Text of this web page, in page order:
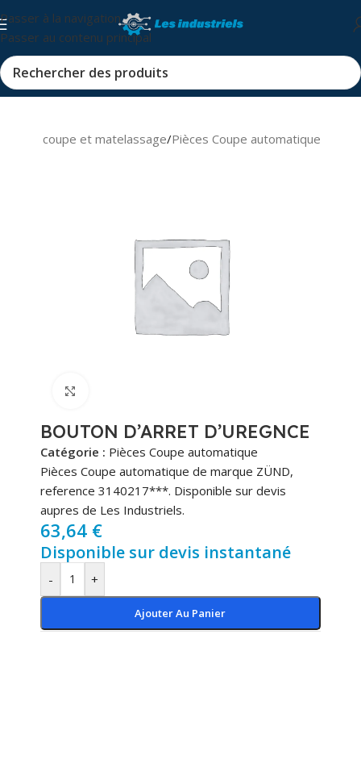
Passer à la navigation
Passer au contenu principal
coupe et matelassage/Pièces Coupe automatique
BOUTON D’ARRET D’UREGNCE
Catégorie : Pièces Coupe automatique
Pièces Coupe automatique de marque ZÜND,
reference 3140217***. Disponible sur devis
aupres de Les Industriels.
63,64 €
Disponible sur devis instantané
- +
Ajouter Au Panier